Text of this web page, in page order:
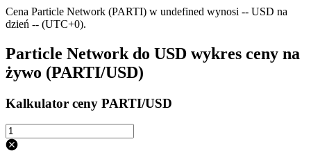
Cena Particle Network (PARTI) w undefined wynosi -- USD na
dzień -- (UTC+0).
Particle Network do USD wykres ceny na
żywo (PARTI/USD)
Kalkulator ceny PARTI/USD